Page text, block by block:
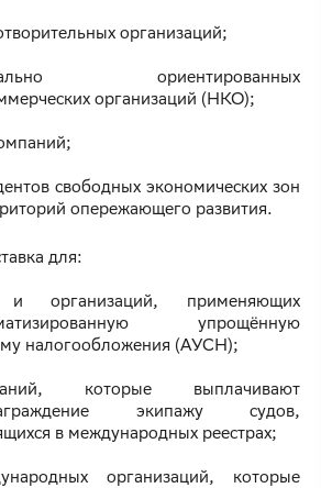
организаций;
ориентированных
организаций (НКО);
свободных экономических зон
опережающего развития.
для:
организаций, применяющих
упрощённую
налогообложения (АУСН);
которые выплачивают
экипажу судов,
в международных реестрах;
организаций, которые